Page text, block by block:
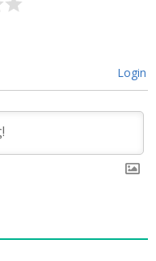
Login